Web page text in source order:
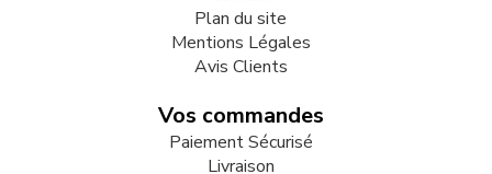
Plan du site
Mentions Légales
Avis Clients
Vos commandes
Paiement Sécurisé
Livraison